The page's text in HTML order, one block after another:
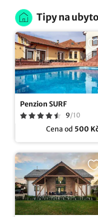
Tipy na
Penzion SURF
9/10
Cena od 500